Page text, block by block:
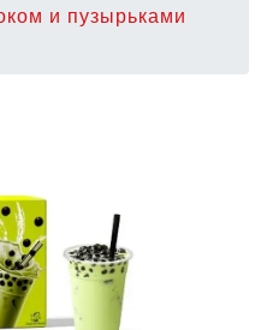
и пузырьками